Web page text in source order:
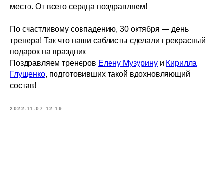
место. От всего сердца поздравляем!
По счастливому совпадению, 30 октября — день
тренера! Так что наши саблисты сделали прекрасный
подарок на праздник
Поздравляем тренеров Елену Музурину и Кирилла
Глущенко, подготовивших такой вдохновляющий
состав!
2022-11-07 12:19